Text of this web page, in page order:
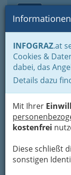
INFOGRAZ.at
Cookies &
dabei, das
Details dazu
Mit Ihrer
kostenfrei
Diese schließt
sonstigen
Home Branchen
Galerie
Verein
Kerstin
Annenstraße
+43 650